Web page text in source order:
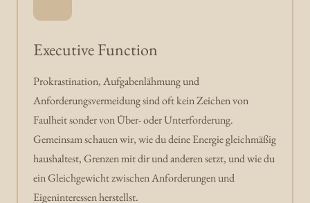
Executive Function
Prokrastination, Aufgabenlähmung und
Anforderungsvermeidung sind oft kein Zeichen von
Faulheit sonder von Über- oder Unterforderung.
Gemeinsam schauen wir, wie du deine Energie gleichmäßig
haushaltest, Grenzen mit dir und anderen setzt, und wie du
ein Gleichgewicht zwischen Anforderungen und
Eigeninteressen herstellst.